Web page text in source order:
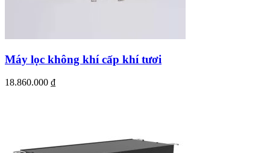
Máy lọc không khí cấp khí tươi
18.860.000 ₫